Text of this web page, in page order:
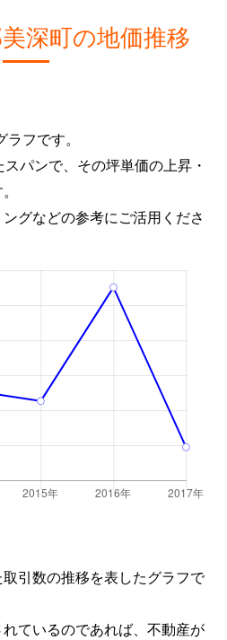
深町の地価推移
フです。
パンで、その坪単価の上昇・
グなどの参考にご活用くださ
引数の推移を表したグラフで
ているのであれば、不動産が